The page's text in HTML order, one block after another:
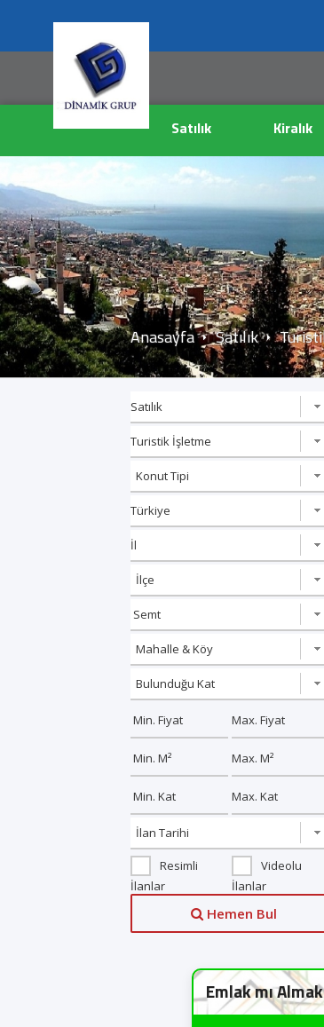
Satılık Kiralık
Anasayfa Satılık
Resimli
İlanlar
Videolu
İlanlar
Hemen Bul
Emlak mı